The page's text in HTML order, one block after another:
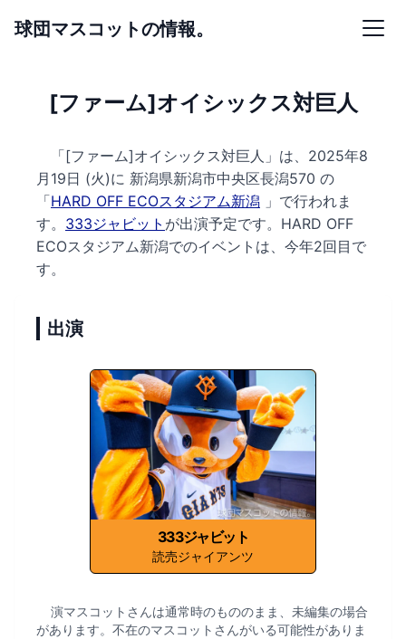
球団マスコットの情報。
[ファーム]オイシックス対巨人
「[ファーム]オイシックス対巨人」は、2025年8
月19日 (火)に 新潟県新潟市中央区長潟570 の
「HARD OFF ECOスタジアム新潟 」で行われま
す。 333ジャビット が出演予定です。 HARD OFF
ECOスタジアム新潟でのイベントは、今年2回目で
す。
出演
333ジャビット
読売ジャイアンツ
演マスコットさんは通常時のもののまま、未編集の場合
があります。不在のマスコットさんがいる可能性がありま